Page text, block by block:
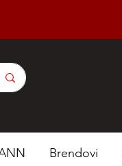
Brendovi